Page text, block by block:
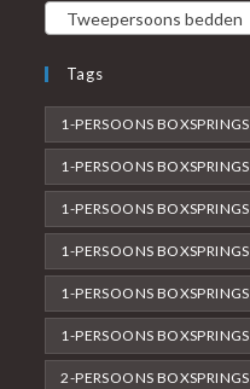
Tweepersoons bedden
Tags
1-PERSOONS
1-PERSOONS
1-PERSOONS
1-PERSOONS
1-PERSOONS
1-PERSOONS
2-PERSOONS